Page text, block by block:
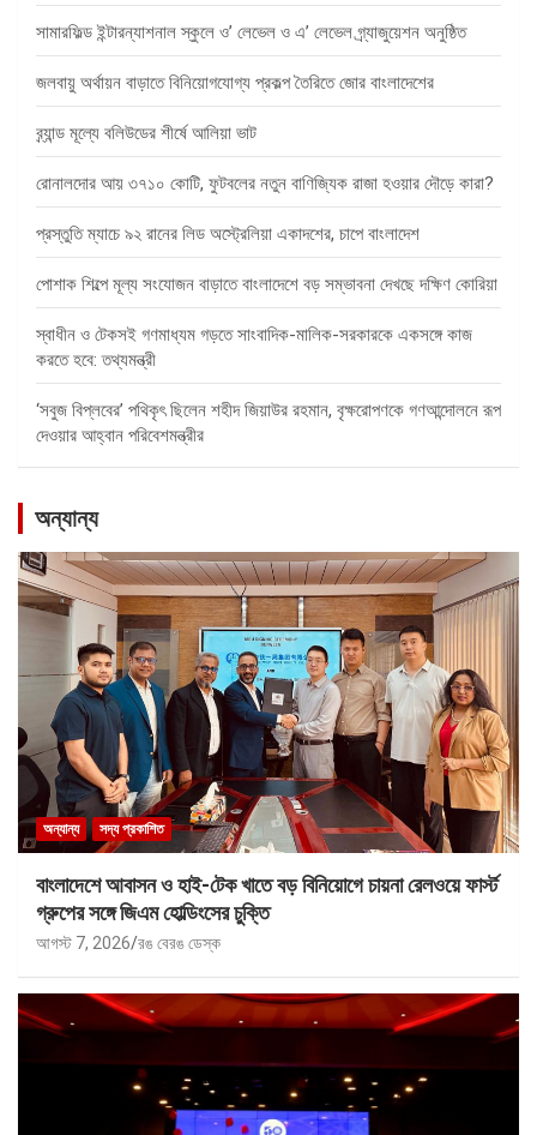
সামারফিল্ড ইন্টারন্যাশনাল স্কুলে ও’ লেভেল ও এ’ লেভেল গ্র্যাজুয়েশন অনুষ্ঠিত
জলবায়ু অর্থায়ন বাড়াতে বিনিয়োগযোগ্য প্রকল্প তৈরিতে জোর বাংলাদেশের
ব্র্যান্ড মূল্যে বলিউডের শীর্ষে আলিয়া ভাট
রোনালদোর আয় ৩৭১০ কোটি, ফুটবলের নতুন বাণিজ্যিক রাজা হওয়ার দৌড়ে কারা?
প্রস্তুতি ম্যাচে ৯২ রানের লিড অস্ট্রেলিয়া একাদশের, চাপে বাংলাদেশ
পোশাক শিল্পে মূল্য সংযোজন বাড়াতে বাংলাদেশে বড় সম্ভাবনা দেখছে দক্ষিণ কোরিয়া
স্বাধীন ও টেকসই গণমাধ্যম গড়তে সাংবাদিক-মালিক-সরকারকে একসঙ্গে কাজ
করতে হবে: তথ্যমন্ত্রী
‘সবুজ বিপ্লবের’ পথিকৃৎ ছিলেন শহীদ জিয়াউর রহমান, বৃক্ষরোপণকে গণআন্দোলনে রূপ
দেওয়ার আহ্বান পরিবেশমন্ত্রীর
অন্যান্য
অন্যান্য সদ্য প্রকাশিত
বাংলাদেশে আবাসন ও হাই-টেক খাতে বড় বিনিয়োগে চায়না রেলওয়ে ফার্স্ট
গ্রুপের সঙ্গে জিএম হোল্ডিংসের চুক্তি
আগস্ট 7, 2026 রঙ বেরঙ ডেস্ক